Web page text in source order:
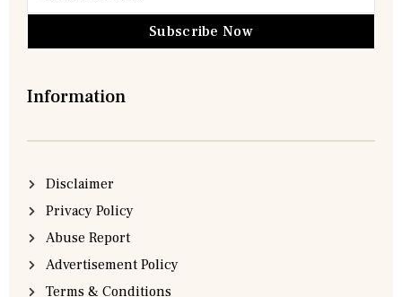
Subscribe Now
Information
Disclaimer
Privacy Policy
Abuse Report
Advertisement Policy
Terms & Conditions